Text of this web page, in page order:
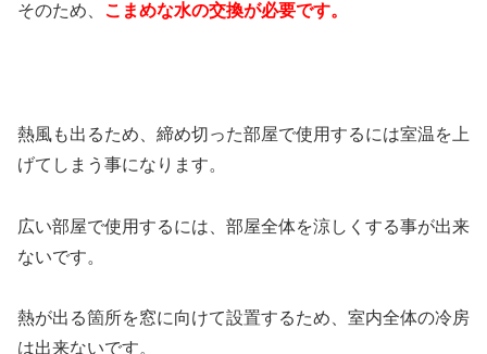
そのため、 こまめな水の交換が必要です。
熱風も出るため、締め切った部屋で使用するには室温を上
げてしまう事になります。
広い部屋で使用するには、部屋全体を涼しくする事が出来
ないです。
熱が出る箇所を窓に向けて設置するため、室内全体の冷房
は出来ないです。